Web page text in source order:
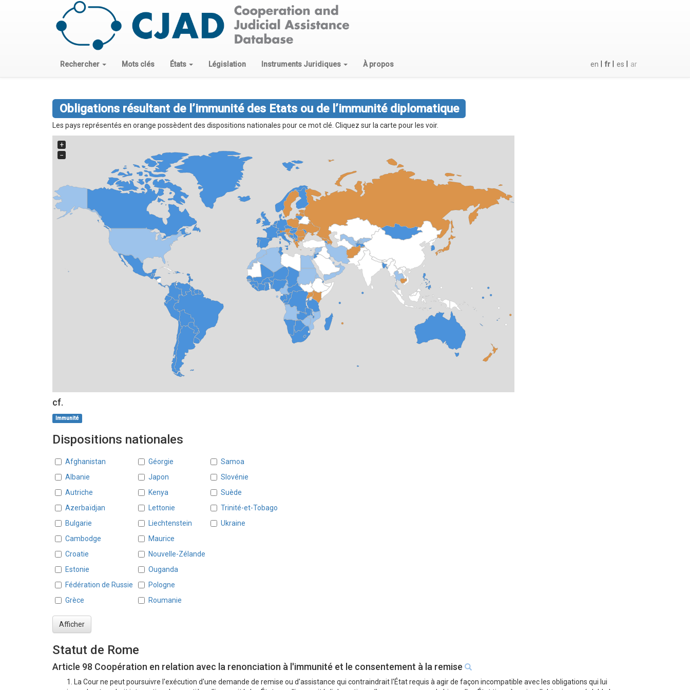
Rechercher Mots clés États Législation Instruments Juridiques À propos en fr es ar
Obligations résultant de l’immunité des Etats ou de l’immunité diplomatique
Les pays représentés en orange possèdent des dispositions nationales pour ce mot clé. Cliquez sur la carte pour les voir.
+
−
cf.
Immunité
Dispositions nationales
Afghanistan Géorgie
Samoa
Albanie
Japon
Slovénie
Autriche
Kenya
Suède
Azerbaïdjan
Lettonie
Trinité-et-Tobago
Bulgarie
Liechtenstein
Ukraine
Cambodge
Maurice
Croatie
Nouvelle-Zélande
Estonie
Ouganda
Fédération de Russie
Pologne
Grèce
Roumanie
Afficher
Statut de Rome
Article 98 Coopération en relation avec la renonciation à l'immunité et le consentement à la remise
1. La Cour ne peut poursuivre l'exécution d'une demande de remise ou d'assistance qui contraindrait l'État requis à agir de façon incompatible avec les obligations qui lui